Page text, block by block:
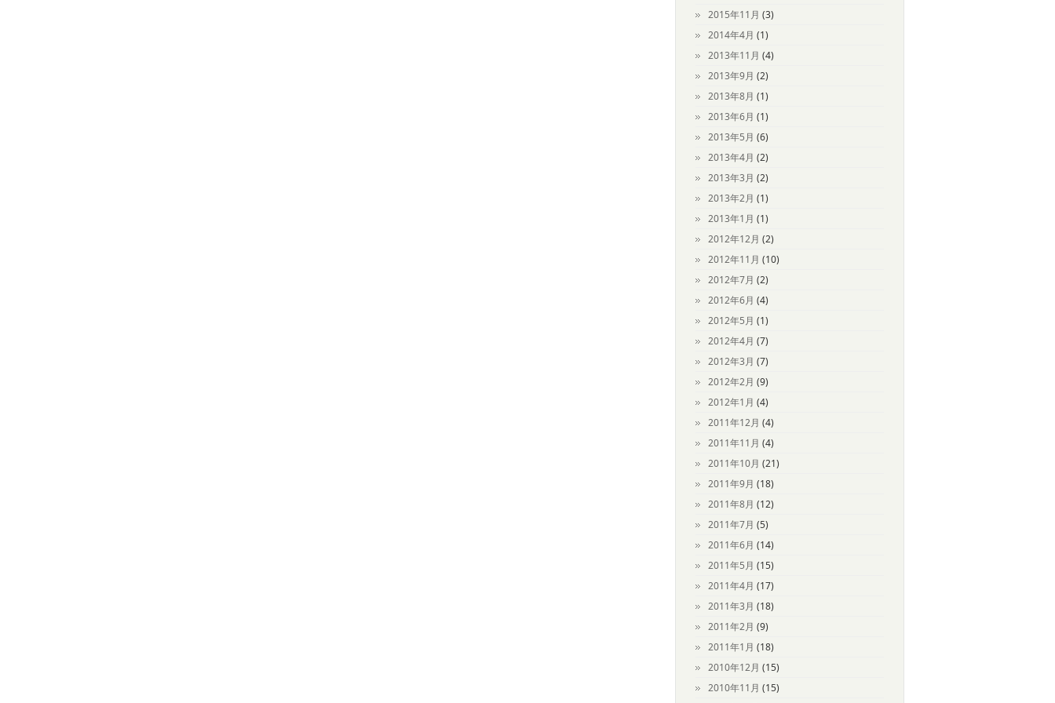
2015年11月 (3)
2014年4月 (1)
2013年11月 (4)
2013年9月 (2)
2013年8月 (1)
2013年6月 (1)
2013年5月 (6)
2013年4月 (2)
2013年3月 (2)
2013年2月 (1)
2013年1月 (1)
2012年12月 (2)
2012年11月 (10)
2012年7月 (2)
2012年6月 (4)
2012年5月 (1)
2012年4月 (7)
2012年3月 (7)
2012年2月 (9)
2012年1月 (4)
2011年12月 (4)
2011年11月 (4)
2011年10月 (21)
2011年9月 (18)
2011年8月 (12)
2011年7月 (5)
2011年6月 (14)
2011年5月 (15)
2011年4月 (17)
2011年3月 (18)
2011年2月 (9)
2011年1月 (18)
2010年12月 (15)
2010年11月 (15)